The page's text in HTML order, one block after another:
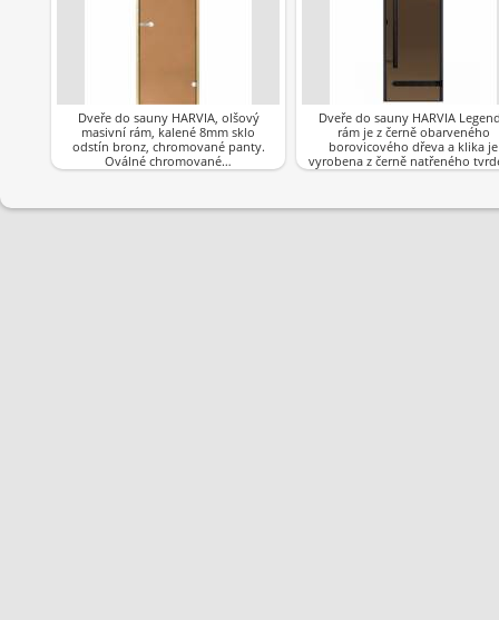
Dveře do sauny HARVIA, olšový
masivní rám, kalené 8mm sklo
odstín bronz, chromované panty.
Oválné chromované…
Dveře do sauny HARVIA
rám je z černě obarveného
borovicového dřeva a klika je
vyrobena z černě natřeného
dřeva.Barva…